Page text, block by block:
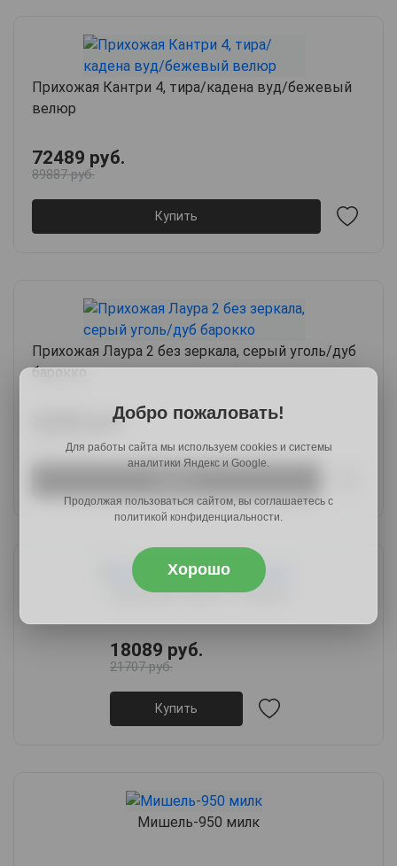
Прихожая Кантри 4, тира/кадена вуд/бежевый
велюр
72489 руб.
89887 руб.
Купить
Прихожая Лаура 2 без зеркала, серый уголь/дуб
барокко
32589 руб.
Прихожая Таргет 3, белый
18089 руб.
21707 руб.
Купить
Мишель-950 милк
Добро пожаловать!
Для работы сайта мы используем cookies и системы
аналитики Яндекс и Google.
Продолжая пользоваться сайтом, вы соглашаетесь с
политикой конфиденциальности.
Хорошо